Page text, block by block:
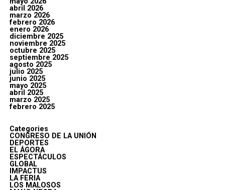
abril 2026
marzo 2026
febrero 2026
enero 2026
diciembre 2025
noviembre 2025
octubre 2025
septiembre 2025
agosto 2025
julio 2025
junio 2025
mayo 2025
abril 2025
marzo 2025
febrero 2025
Categories
CONGRESO DE LA UNIÓN
DEPORTES
EL ÁGORA
ESPECTÁCULOS
GLOBAL
IMPACTUS
LA FERIA
LOS MALOSOS